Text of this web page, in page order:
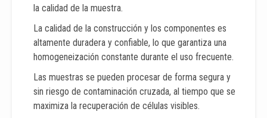
la calidad de la muestra.
La calidad de la construcción y los componentes es
altamente duradera y confiable, lo que garantiza una
homogeneización constante durante el uso frecuente.
Las muestras se pueden procesar de forma segura y
sin riesgo de contaminación cruzada, al tiempo que se
maximiza la recuperación de células visibles.